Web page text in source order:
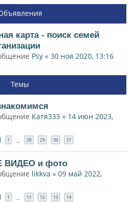
карта - поиск семей
Psy « 30 ноя 2020, 13:16
Темы
Катя333 « 14 июн 2023,
1 … 28 29 30 31
и фото
likkva « 09 май 2022,
1 … 11 12 13 14